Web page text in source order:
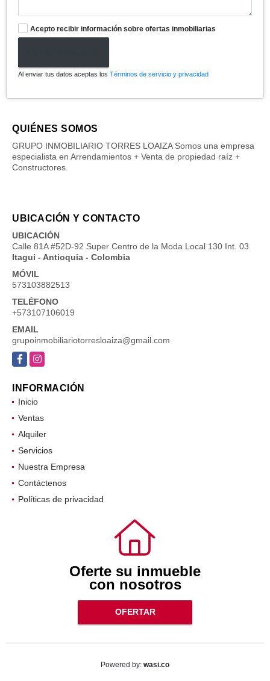
Acepto recibir información sobre ofertas inmobiliarias
Al enviar tus datos aceptas los Términos de servicio y privacidad
QUIÉNES SOMOS
GRUPO INMOBILIARIO TORRES LOAIZA Somos una empresa
especialista en Arrendamientos + Venta de propiedad raíz +
Constructores.
UBICACIÓN Y CONTACTO
UBICACIÓN
Calle 81A #52D-92 Super Centro de la Moda Local 130 Int. 03
Itagui - Antioquia - Colombia
MÓVIL
573103882513
TELÉFONO
+573107106019
EMAIL
grupoinmobiliariotorresloaiza@gmail.com
FacebookInstagram
INFORMACIÓN
Inicio
Ventas
Alquiler
Servicios
Nuestra Empresa
Contáctenos
Políticas de privacidad
Oferte su inmueble
con nosotros
OFERTAR
Powered by: wasi.co